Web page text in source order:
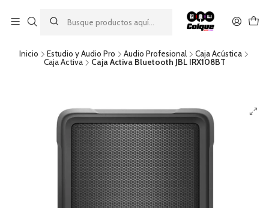
descuento por pago con transferencia bancaria
por una compra mínima de $49.990. Este descuento no es
acumulable a otras promociones ni aplicable a gastos de envío.
Inicio Estudio y Audio Pro Audio Profesional
Caja Acústica
Caja Activa
Caja Activa Bluetooth JBL IRX108BT